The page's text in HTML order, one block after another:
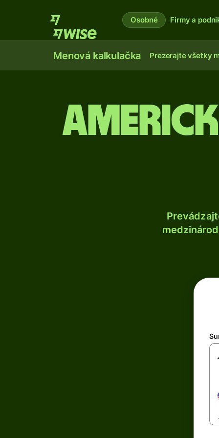
Osobné Firmy a
Menová kalkulačka Prezerajte všetky